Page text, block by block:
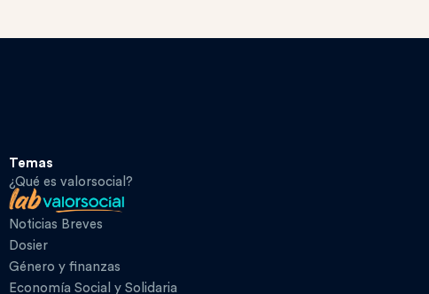
Temas
¿Qué es valorsocial?
Noticias Breves
Dosier
Género y finanzas
Economía Social y Solidaria